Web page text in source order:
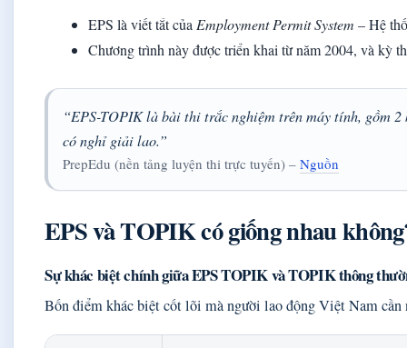
EPS là viết tắt của Employment Permit System – Hệ
Chương trình này được triển khai từ năm 2004, và kỳ
“EPS-TOPIK là bài thi trắc nghiệm trên máy tính, gồm
có nghỉ giải lao.”
PrepEdu (nền tảng luyện thi trực tuyến) – Nguồn
EPS và TOPIK có giống nhau
Sự khác biệt chính giữa EPS TOPIK và TOPIK thông
Bốn điểm khác biệt cốt lõi mà người lao động Việt Nam